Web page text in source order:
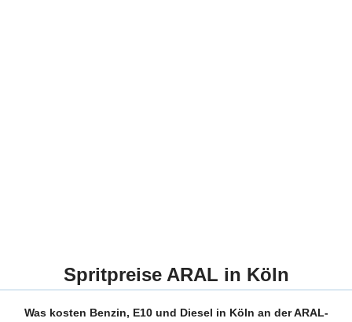
Spritpreise ARAL in Köln
Was kosten Benzin, E10 und Diesel in Köln an der ARAL-